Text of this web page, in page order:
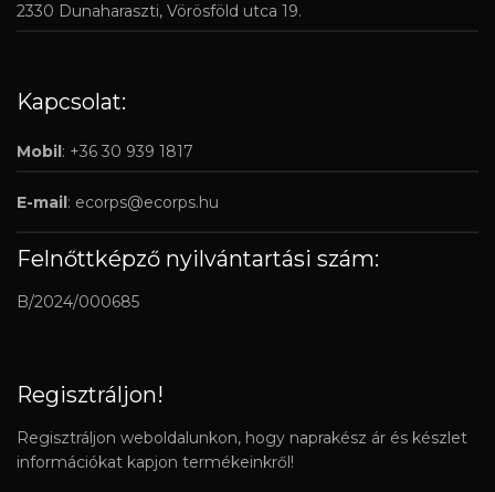
2330 Dunaharaszti, Vörösföld utca 19.
Kapcsolat:
Mobil: +36 30 939 1817
E-mail: ecorps@ecorps.hu
Felnőttképző nyilvántartási szám:
B/2024/000685
Regisztráljon!
Regisztráljon weboldalunkon, hogy naprakész ár és készlet
információkat kapjon termékeinkről!